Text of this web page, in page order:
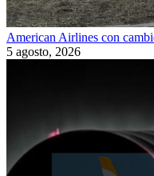
American Airlines con
5 agosto, 2026